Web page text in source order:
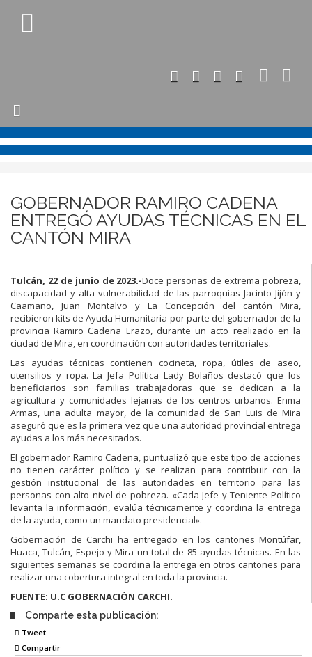
GOBERNADOR RAMIRO CADENA
ENTREGÓ AYUDAS TÉCNICAS EN EL
CANTÓN MIRA
Tulcán, 22 de junio de 2023.-Doce personas de extrema pobreza,
discapacidad y alta vulnerabilidad de las parroquias Jacinto Jijón y
Caamaño, Juan Montalvo y La Concepción del cantón Mira,
recibieron kits de Ayuda Humanitaria por parte del gobernador de la
provincia Ramiro Cadena Erazo, durante un acto realizado en la
ciudad de Mira, en coordinación con autoridades territoriales.
Las ayudas técnicas contienen cocineta, ropa, útiles de aseo,
utensilios y ropa. La Jefa Política Lady Bolaños destacó que los
beneficiarios son familias trabajadoras que se dedican a la
agricultura y comunidades lejanas de los centros urbanos. Enma
Armas, una adulta mayor, de la comunidad de San Luis de Mira
aseguró que es la primera vez que una autoridad provincial entrega
ayudas a los más necesitados.
El gobernador Ramiro Cadena, puntualizó que este tipo de acciones
no tienen carácter político y se realizan para contribuir con la
gestión institucional de las autoridades en territorio para las
personas con alto nivel de pobreza. «Cada Jefe y Teniente Político
levanta la información, evalúa técnicamente y coordina la entrega
de la ayuda, como un mandato presidencial».
Gobernación de Carchi ha entregado en los cantones Montúfar,
Huaca, Tulcán, Espejo y Mira un total de 85 ayudas técnicas. En las
siguientes semanas se coordina la entrega en otros cantones para
realizar una cobertura integral en toda la provincia.
FUENTE: U.C GOBERNACIÓN CARCHI.
Comparte esta publicación:
Tweet
Compartir